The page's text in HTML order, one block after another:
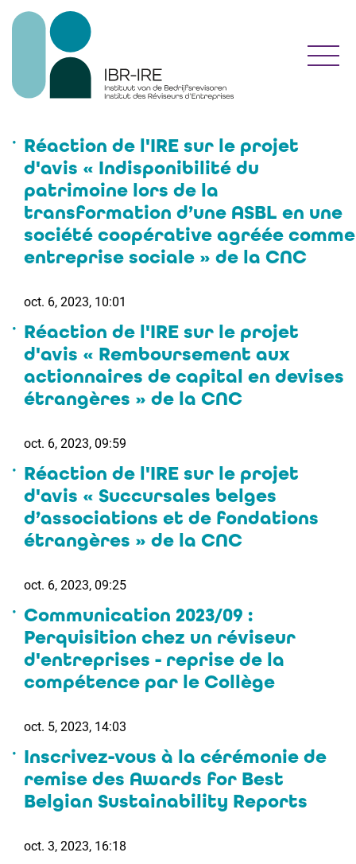
Réaction de l'IRE sur le projet
d'avis « Indisponibilité du
patrimoine lors de la
transformation d’une ASBL en une
société coopérative agréée comme
entreprise sociale » de la CNC
oct. 6, 2023, 10:01
Réaction de l'IRE sur le projet
d'avis « Remboursement aux
actionnaires de capital en devises
étrangères » de la CNC
oct. 6, 2023, 09:59
Réaction de l'IRE sur le projet
d'avis « Succursales belges
d’associations et de fondations
étrangères » de la CNC
oct. 6, 2023, 09:25
Communication 2023/09 :
Perquisition chez un réviseur
d'entreprises - reprise de la
compétence par le Collège
oct. 5, 2023, 14:03
Inscrivez-vous à la cérémonie de
remise des Awards for Best
Belgian Sustainability Reports
oct. 3, 2023, 16:18